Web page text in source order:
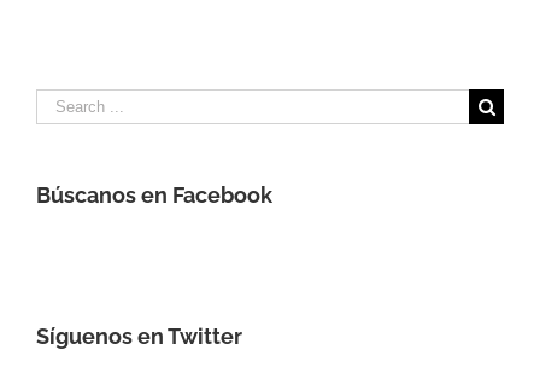
Search
for:
Búscanos en Facebook
Síguenos en Twitter